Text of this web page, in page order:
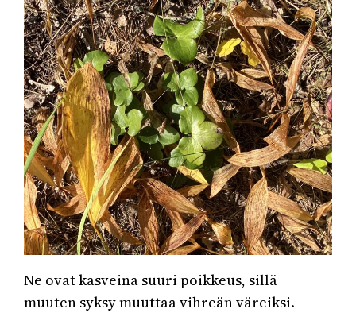
Ne ovat kasveina suuri poikkeus, sillä
muuten syksy muuttaa vihreän väreiksi.